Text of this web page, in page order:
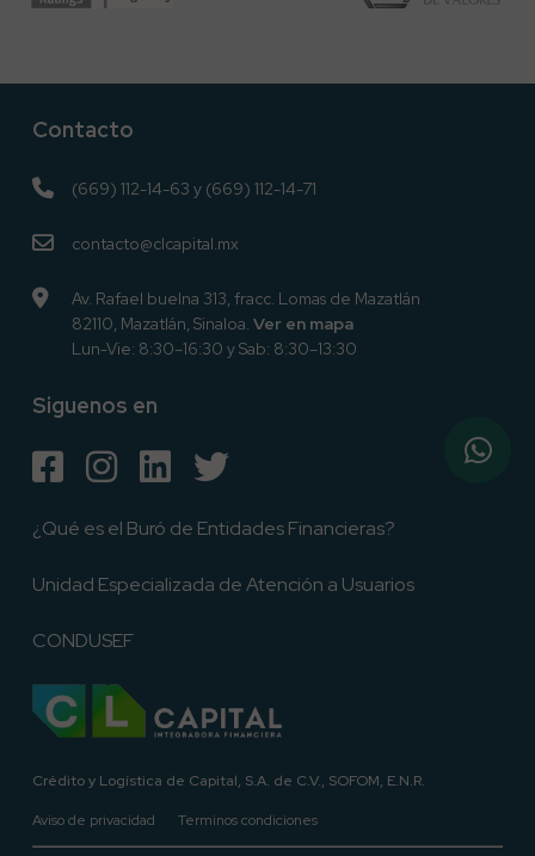
Contacto
(669) 112-14-63 y (669) 112-14-71
contacto@clcapital.mx
Av. Rafael buelna 313, fracc. Lomas de Mazatlán
82110, Mazatlán, Sinaloa. Ver en mapa
Lun-Vie: 8:30–16:30 y Sab: 8:30–13:30
Siguenos en
¿Qué es el Buró de Entidades Financieras?
Unidad Especializada de Atención a Usuarios
CONDUSEF
Crédito y Logística de Capital, S.A. de C.V., SOFOM, E.N.R.
Aviso de privacidad Terminos condiciones